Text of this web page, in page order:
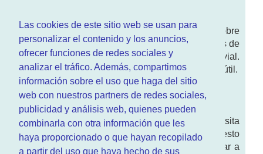
Las cookies de este sitio web se usan para
personalizar el contenido y los anuncios,
ofrecer funciones de redes sociales y
analizar el tráfico. Además, compartimos
información sobre el uso que haga del sitio
web con nuestros partners de redes sociales,
publicidad y análisis web, quienes pueden
combinarla con otra información que les
haya proporcionado o que hayan recopilado
a partir del uso que haya hecho de sus
Enwww.RenovarCarnet.comTe contamos sobre
larenovación del permisode conducir, noticias de
actualidad motor y sobre todo seguridad vial.
Ademas tenemos todo tipo de información DGT útil.
¿Quienes somos?
Quieres saber quien mantiene la pagina, visita
nuestrasección de contacto. Aquí tienes nuesto
aviso legal
. Basicamente no queremos engañar a